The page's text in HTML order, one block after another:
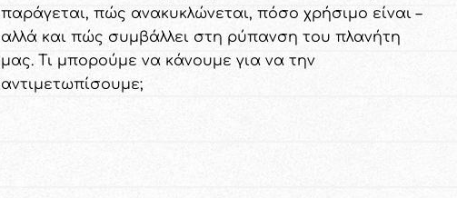
παράγεται, πώς ανακυκλώνεται, πόσο χρήσιμο είναι –
αλλά και πώς συμβάλλει στη ρύπανση του πλανήτη
μας. Τι μπορούμε να κάνουμε για να την
αντιμετωπίσουμε;